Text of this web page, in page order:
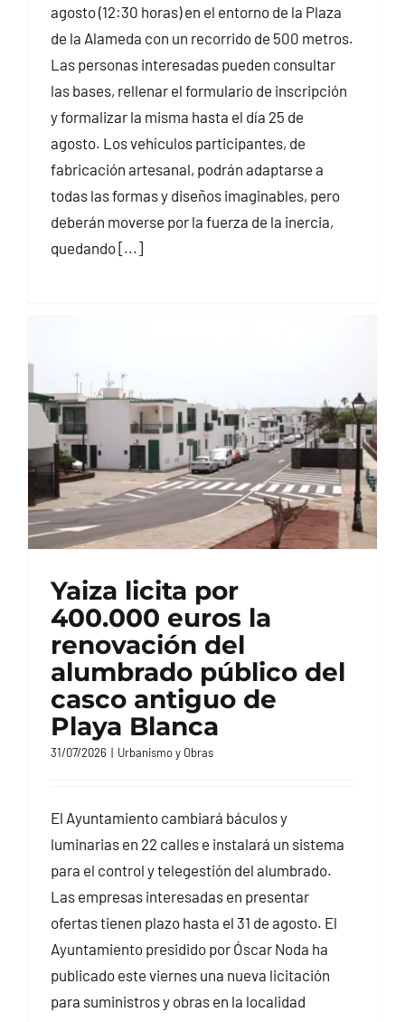
agosto (12:30 horas) en el entorno de la Plaza
de la Alameda con un recorrido de 500 metros.
Las personas interesadas pueden consultar
las bases, rellenar el formulario de inscripción
y formalizar la misma hasta el día 25 de
agosto. Los vehículos participantes, de
fabricación artesanal, podrán adaptarse a
todas las formas y diseños imaginables, pero
deberán moverse por la fuerza de la inercia,
quedando [...]
Yaiza licita por
400.000 euros la
renovación del
alumbrado público del
casco antiguo de
Playa Blanca
31/07/2026 | Urbanismo y Obras
El Ayuntamiento cambiará báculos y
luminarias en 22 calles e instalará un sistema
para el control y telegestión del alumbrado.
Las empresas interesadas en presentar
ofertas tienen plazo hasta el 31 de agosto. El
Ayuntamiento presidido por Óscar Noda ha
publicado este viernes una nueva licitación
para suministros y obras en la localidad